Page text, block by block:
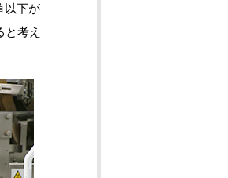
以下が
考え